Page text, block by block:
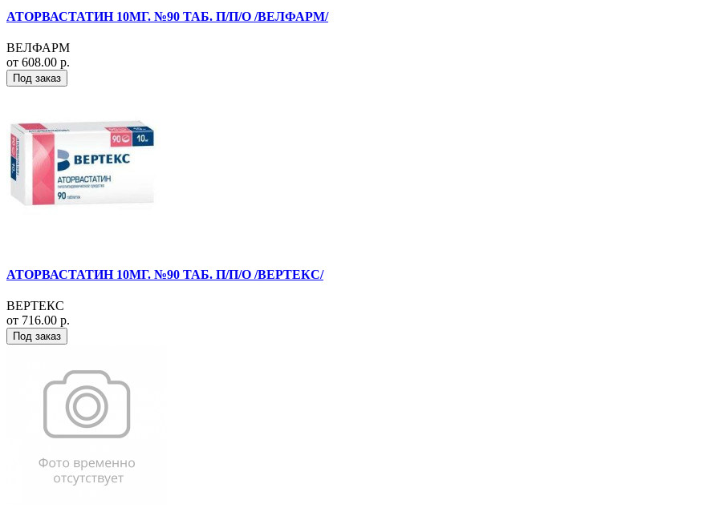
АТОРВАСТАТИН 10МГ. №90 ТАБ. П/П/О /ВЕЛФАРМ/
ВЕЛФАРМ
от 608.00 р.
Под заказ
АТОРВАСТАТИН 10МГ. №90 ТАБ. П/П/О /ВЕРТЕКС/
ВЕРТЕКС
от 716.00 р.
Под заказ